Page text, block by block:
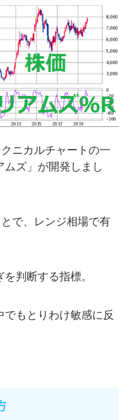
ニカルチャートの一
ズ」が開発しまし
で、レンジ相場で有
判断する指標。
もとりわけ敏感に反